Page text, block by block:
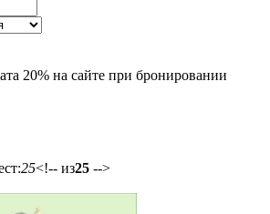
20% на сайте при бронировании
25<!-- из25 -->